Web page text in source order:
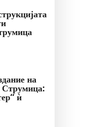
на
Струмица:
ѝ